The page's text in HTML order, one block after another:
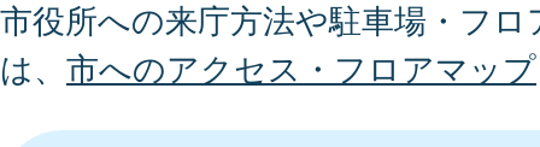
市役所への来庁方法や駐車場・フ
は、 市へのアクセス・フロアマップ